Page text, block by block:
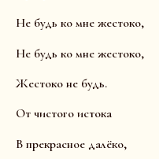
Не будь ко мне жестоко,
Не будь ко мне жестоко,
Жестоко не будь.
От чистого истока
В прекрасное далëко,